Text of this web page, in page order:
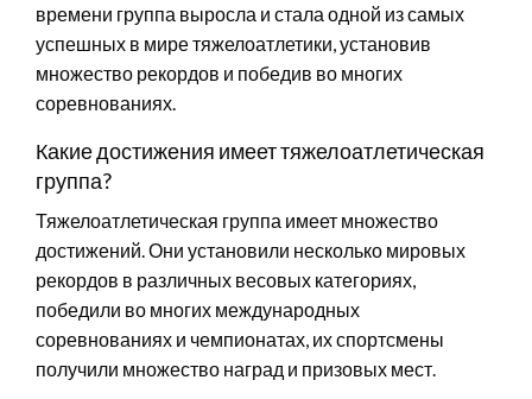
времени группа выросла и стала одной из самых
успешных в мире тяжелоатлетики, установив
множество рекордов и победив во многих
соревнованиях.
Какие достижения имеет тяжелоатлетическая
группа?
Тяжелоатлетическая группа имеет множество
достижений. Они установили несколько мировых
рекордов в различных весовых категориях,
победили во многих международных
соревнованиях и чемпионатах, их спортсмены
получили множество наград и призовых мест.